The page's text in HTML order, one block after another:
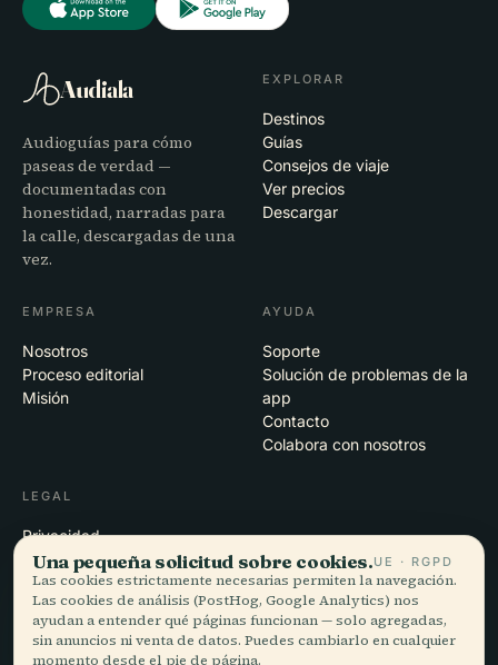
Audiala
Audioguías para cómo
paseas de verdad —
documentadas con
honestidad, narradas para
la calle, descargadas de una
vez.
EXPLORAR
Destinos
Guías
Consejos de viaje
Ver precios
Descargar
EMPRESA
Nosotros
Proceso editorial
Misión
AYUDA
Soporte
Solución de problemas de la
app
Contacto
Colabora con nosotros
LEGAL
Privacidad
Términos
Configuración de cookies
Eliminar cuenta
Una pequeña solicitud sobre cookies.UE · RGPD
Las cookies estrictamente necesarias permiten la navegación.
Las cookies de análisis (PostHog, Google Analytics) nos
ayudan a entender qué páginas funcionan — solo agregadas,
sin anuncios ni venta de datos. Puedes cambiarlo en cualquier
momento desde el pie de página.